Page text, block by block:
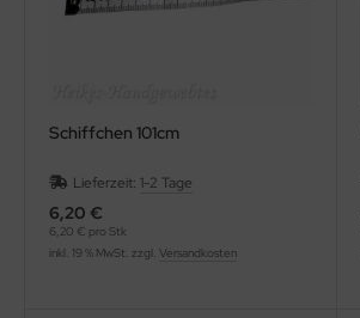
Schiffchen 101cm
Lieferzeit: 1-2 Tage
6,20 €
6,20 € pro Stk
inkl. 19 % MwSt. zzgl. Versandkosten